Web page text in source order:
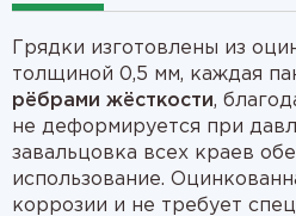
Грядки изготовлены из
толщиной 0,5 мм, каждая
рёбрами жёсткости,
не деформируется при
завальцовка всех краев
использование.
коррозии и не требует